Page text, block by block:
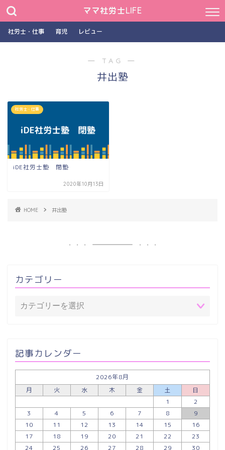
ママ社労士LIFE
社労士・仕事 育児 レビュー
― TAG ―
井出塾
社労士・仕事
iDE社労士塾 閉塾
2020年10月13日
HOME 井出塾
カテゴリー
記事カレンダー
2026年8月
月
火 水 木 金 土
日
1
2
3
4 5 6 7 8
9
10
11 12 13 14 15
16
17
18 19 20 21 22
23
24
25 26 27 28 29 30